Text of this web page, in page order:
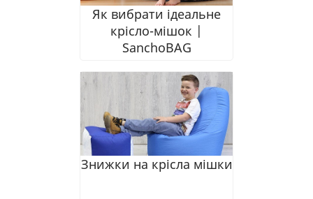
Як вибрати ідеальне
крісло-мішок |
SanchoBAG
Знижки на крісла мішки